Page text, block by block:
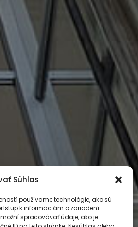
Súhlas
používame technológie, ako sú
k informáciám o zariadení.
spracovávať údaje, ako je